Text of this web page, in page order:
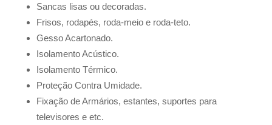
Sancas lisas ou decoradas.
Frisos, rodapés, roda-meio e roda-teto.
Gesso Acartonado.
Isolamento Acústico.
Isolamento Térmico.
Proteção Contra Umidade.
Fixação de Armários, estantes, suportes para
televisores e etc.